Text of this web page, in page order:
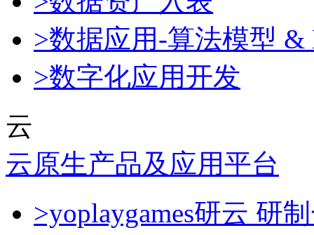
>数据应用-算法模型 &
>数字化应用开发
云
云原生产品及应用平台
>yoplaygames研云 研